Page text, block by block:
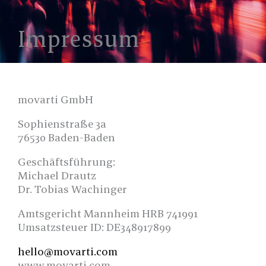
Impressum
movarti GmbH
Sophienstraße 3a
76530 Baden-Baden
Geschäftsführung:
Michael Drautz
Dr. Tobias Wachinger
Amtsgericht Mannheim HRB 741991
Umsatzsteuer ID: DE348917899
hello@movarti.com